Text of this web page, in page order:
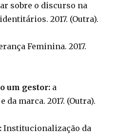
sobre o discurso na
2017. (Outra).
Feminina. 2017.
um gestor: a
marca. 2017. (Outra).
Institucionalização da